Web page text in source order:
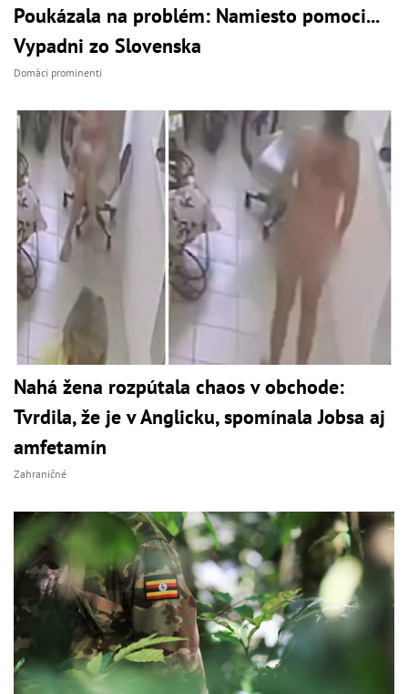
Poukázala na problém: Namiesto pomoci...
Vypadni zo Slovenska
Domáci prominenti
Nahá žena rozpútala chaos v obchode:
Tvrdila, že je v Anglicku, spomínala Jobsa aj
amfetamín
Zahraničné